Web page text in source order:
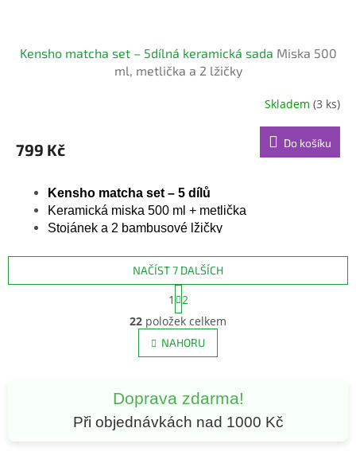
Kensho matcha set – 5dílná keramická sada Miska 500
ml, metlička a 2 lžičky
Skladem (3 ks)
799 Kč Do košíku
Kensho matcha set – 5 dílů
Keramická miska 500 ml + metlička
Stojánek a 2 bambusové lžičky
O
v
l
á
c
í
NAČÍST 7 DALŠÍCH
t
r
á
n
k
á
í
1
2
22 položek celkem
NAHORU
Doprava zdarma!
Při objednávkách nad 1000 Kč